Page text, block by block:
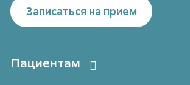
Записаться на прием
Пациентам